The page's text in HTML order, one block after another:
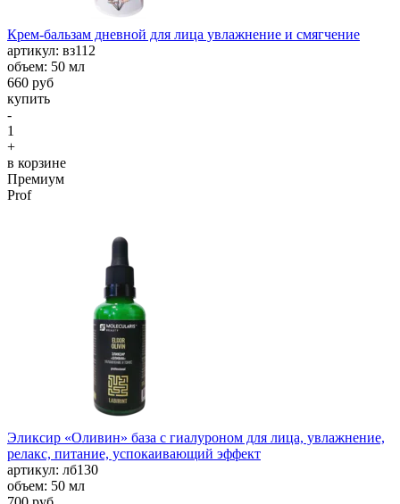
Крем-бальзам дневной для лица увлажнение и смягчение
aртикул: вз112
объем: 50 мл
660 руб
купить
-
1
+
в корзине
Премиум
Prof
Эликсир «Оливин» база с гиалуроном для лица, увлажнение,
релакс, питание, успокаивающий эффект
aртикул: лб130
объем: 50 мл